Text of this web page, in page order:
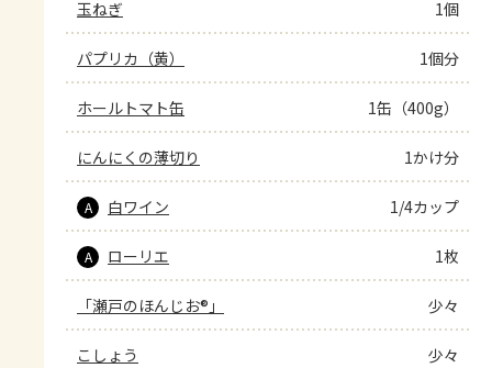
玉ねぎ 1個
パプリカ（黄） 1個分
ホールトマト缶 1缶（400g）
にんにくの薄切り 1かけ分
A 白ワイン 1/4カップ
A ローリエ 1枚
「瀬戸のほんじお®」 少々
こしょう 少々